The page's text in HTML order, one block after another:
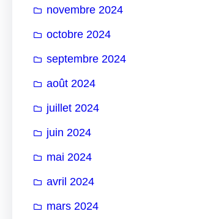
novembre 2024
octobre 2024
septembre 2024
août 2024
juillet 2024
juin 2024
mai 2024
avril 2024
mars 2024